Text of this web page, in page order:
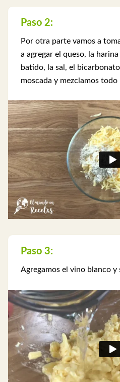
Paso 2:
Por otra parte vamos a
a agregar el queso, la
batido, la sal, el
moscada y mezclamos
Paso 3:
Agregamos el vino blanco y